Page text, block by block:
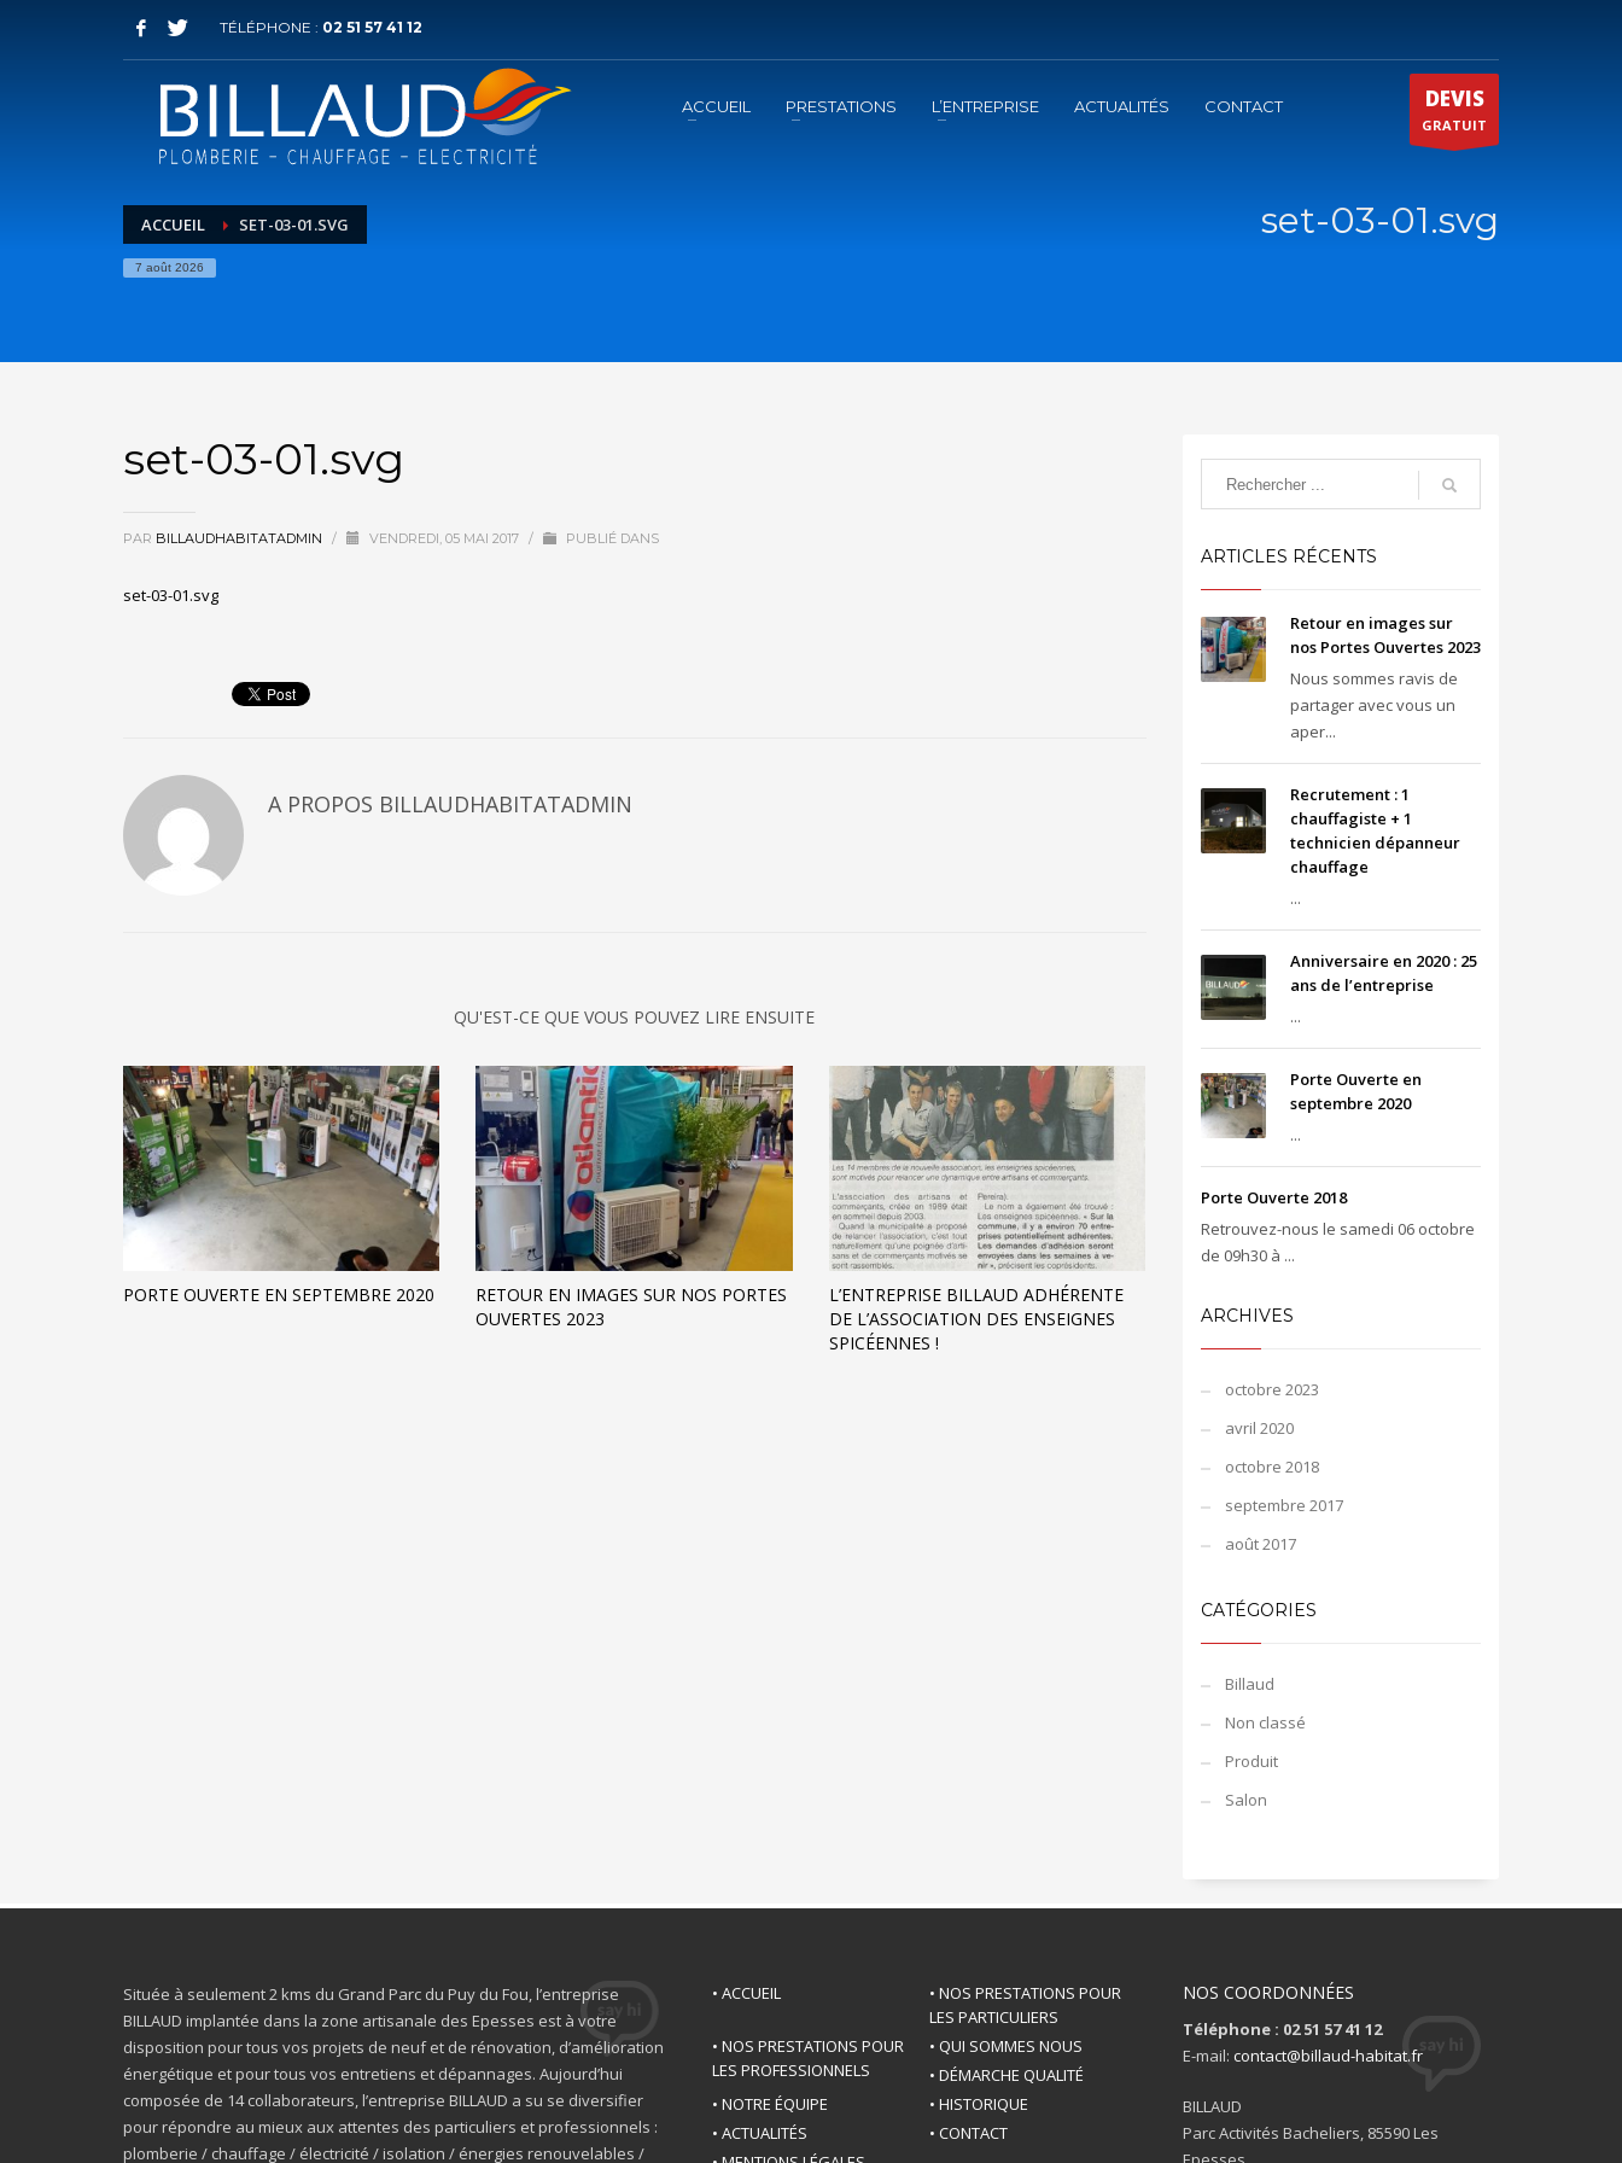
TÉLÉPHONE : 02 51 57 41 12
ACCUEIL PRESTATIONS L’ENTREPRISE ACTUALITÉS CONTACT DEVIS
GRATUIT
ACCUEIL SET-03-01.SVG
7 août 2026
set-03-01.svg
set-03-01.svg
PAR BILLAUDHABITATADMIN / VENDREDI, 05 MAI 2017 / PUBLIÉ DANS
set-03-01.svg
A PROPOS BILLAUDHABITATADMIN
QU'EST-CE QUE VOUS POUVEZ LIRE ENSUITE
PORTE OUVERTE EN SEPTEMBRE 2020
RETOUR EN IMAGES SUR NOS PORTES
OUVERTES 2023
L’ENTREPRISE BILLAUD ADHÉRENTE
DE L’ASSOCIATION DES ENSEIGNES
SPICÉENNES !
ARTICLES RÉCENTS
Retour en images sur
nos Portes Ouvertes 2023
Nous sommes ravis de
partager avec vous un
aper...
Recrutement : 1
chauffagiste + 1
technicien dépanneur
chauffage
...
Anniversaire en 2020 : 25
ans de l’entreprise
...
Porte Ouverte en
septembre 2020
...
Porte Ouverte 2018
Retrouvez-nous le samedi 06 octobre
de 09h30 à ...
ARCHIVES
octobre 2023
avril 2020
octobre 2018
septembre 2017
août 2017
CATÉGORIES
Billaud
Non classé
Produit
Salon
Située à seulement 2 kms du Grand Parc du Puy du Fou, l’entreprise
BILLAUD implantée dans la zone artisanale des Epesses est à votre
disposition pour tous vos projets de neuf et de rénovation, d’amélioration
énergétique et pour tous vos entretiens et dépannages. Aujourd’hui
composée de 14 collaborateurs, l’entreprise BILLAUD a su se diversifier
pour répondre au mieux aux attentes des particuliers et professionnels :
plomberie / chauffage / électricité / isolation / énergies renouvelables /
• ACCUEIL
• NOS PRESTATIONS POUR
LES PARTICULIERS
• NOS PRESTATIONS POUR
LES PROFESSIONNELS
• QUI SOMMES NOUS
• DÉMARCHE QUALITÉ
• NOTRE ÉQUIPE
• HISTORIQUE
• ACTUALITÉS
• CONTACT
NOS COORDONNÉES
Téléphone : 02 51 57 41 12
E-mail: contact@billaud-habitat.fr
BILLAUD
Parc Activités Bacheliers, 85590 Les